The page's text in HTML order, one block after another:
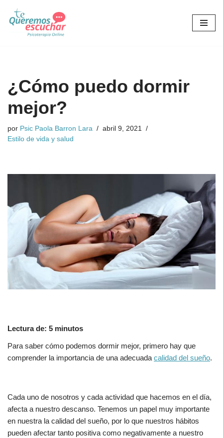
Saltar
¿Cómo puedo dormir
mejor?
por Psic Paola Barron Lara
abril 9, 2021
Estilo de vida y salud
Lectura de: 5 minutos
Para saber cómo podemos dormir mejor, primero hay que
comprender la importancia de una adecuadacalidad del sueño.
Cada uno de nosotros y cada actividad que hacemos en el día,
afecta a nuestro descanso. Tenemos un papel muy importante
en nuestra la calidad del sueño, por lo que nuestros hábitos
pueden afectar tanto positiva como negativamente a nuestro